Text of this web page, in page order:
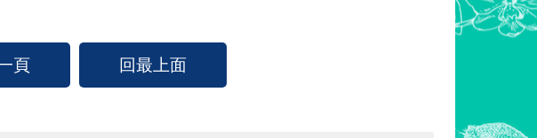
頁 回最上面